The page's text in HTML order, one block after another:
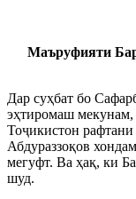
Маъруфияти
Дар суҳбат бо
эҳтиромаш мекунам,
Тоҷикистон
Абдураззоқов
мегуфт. Ва ҳақ, ки
шуд.